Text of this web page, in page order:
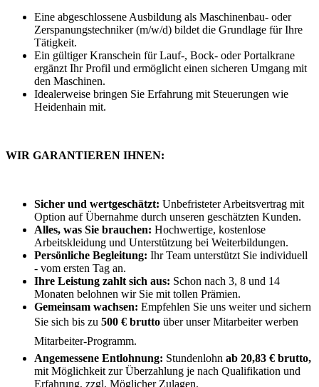
Eine abgeschlossene Ausbildung als Maschinenbau- oder
Zerspanungstechniker (m/w/d) bildet die Grundlage für Ihre
Tätigkeit.
Ein gültiger Kranschein für Lauf-, Bock- oder Portalkrane
ergänzt Ihr Profil und ermöglicht einen sicheren Umgang mit
den Maschinen.
Idealerweise bringen Sie Erfahrung mit Steuerungen wie
Heidenhain mit.
WIR GARANTIEREN IHNEN:
Sicher und wertgeschätzt: Unbefristeter Arbeitsvertrag mit
Option auf Übernahme durch unseren geschätzten Kunden.
Alles, was Sie brauchen: Hochwertige, kostenlose
Arbeitskleidung und Unterstützung bei Weiterbildungen.
Persönliche Begleitung: Ihr Team unterstützt Sie individuell
- vom ersten Tag an.
Ihre Leistung zahlt sich aus: Schon nach 3, 8 und 14
Monaten belohnen wir Sie mit tollen Prämien.
Gemeinsam wachsen: Empfehlen Sie uns weiter und sichern
Sie sich bis zu 500 € brutto über unser Mitarbeiter werben
Mitarbeiter-Programm.
Angemessene Entlohnung: Stundenlohn ab 20,83 € brutto,
mit Möglichkeit zur Überzahlung je nach Qualifikation und
Erfahrung, zzgl. Möglicher Zulagen.